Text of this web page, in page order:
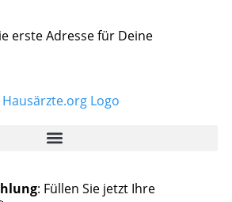
erste Adresse für Deine
: Füllen Sie jetzt Ihre